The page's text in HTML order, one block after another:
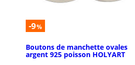
-9%
Boutons de manchette ovales
argent 925 poisson HOLYART